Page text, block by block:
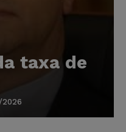
taxa de